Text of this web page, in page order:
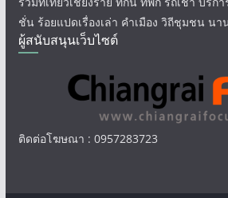
ชั่น ร้อยแปดเรื่องเล่า คำเมือง วิถีชุมชน นา
ผู้สนับสนุนเว็บไซต์
ติดต่อโฆษณา : 0957283723